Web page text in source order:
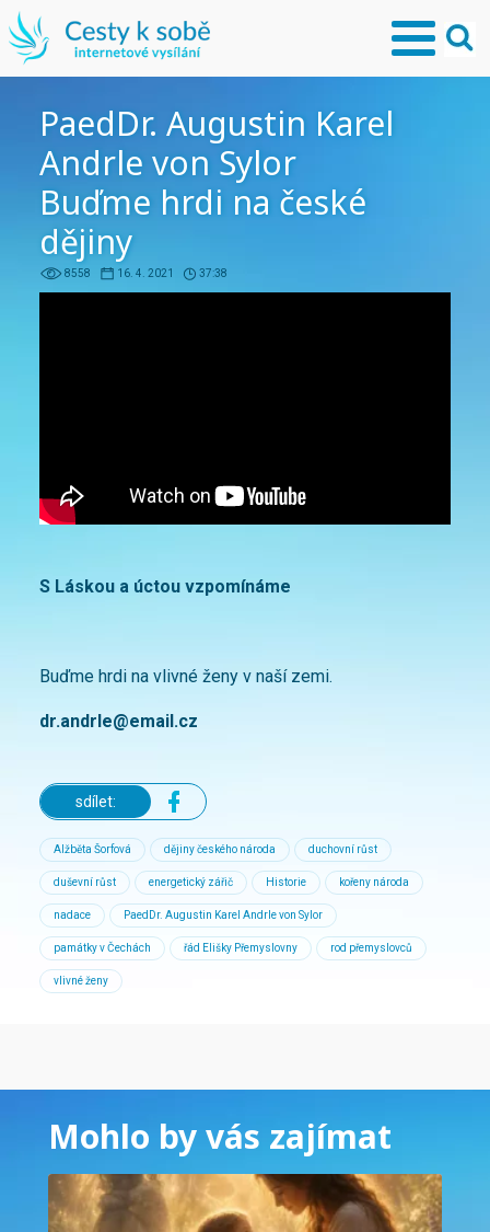
PaedDr. Augustin Karel
Andrle von Sylor
Buďme hrdi na české
dějiny
8558 16. 4. 2021 37:38
S Láskou a úctou vzpomínáme
Buďme hrdi na vlivné ženy v naší zemi.
dr.andrle@email.cz
sdílet:
Alžběta Šorfová dějiny českého národa duchovní růst
duševní růst energetický zářič Historie kořeny národa
nadace PaedDr. Augustin Karel Andrle von Sylor
památky v Čechách řád Elišky Přemyslovny rod přemyslovců
vlivné ženy
Mohlo by vás zajímat